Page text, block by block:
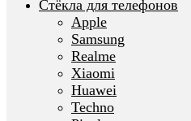
Стёкла для телефонов
Apple
Samsung
Realme
Xiaomi
Huawei
Techno